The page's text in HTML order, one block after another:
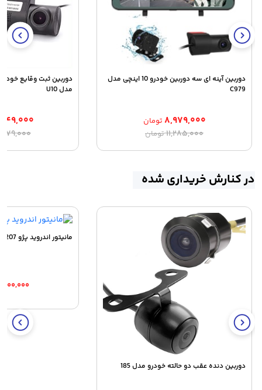
دوربین آینه ای سه دوربین خودرو 10 اینچی مدل
C979
۱۱,۲۸۵,۰۰۰تومانقیمت
۱۱,۲۸۵,۰۰۰ تومان
۸,۹۷۹,۰۰۰ تومان
قیمت
۸,۹۷۹,۰۰۰ تومان.
دوربین ثبت وقایع
مدل U10
در کنارش خریداری شده
دوربین دنده عقب دو حالته خودرو مدل 185
مانیتور اندروید پژو 207